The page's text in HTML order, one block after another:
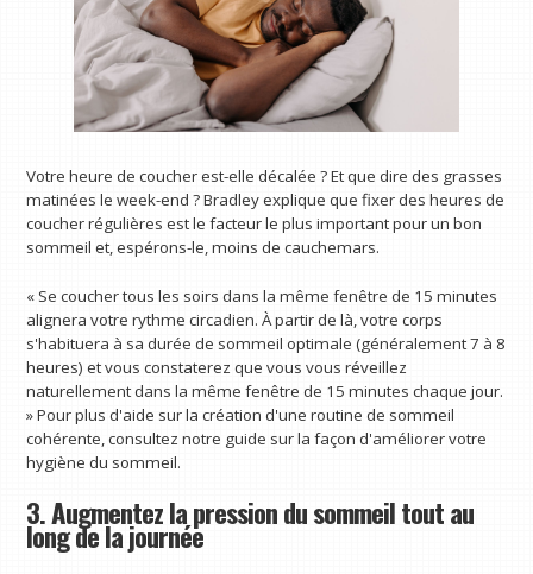
Votre heure de coucher est-elle décalée ? Et que dire des grasses
matinées le week-end ? Bradley explique que fixer des heures de
coucher régulières est le facteur le plus important pour un bon
sommeil et, espérons-le, moins de cauchemars.
« Se coucher tous les soirs dans la même fenêtre de 15 minutes
alignera votre rythme circadien. À partir de là, votre corps
s'habituera à sa durée de sommeil optimale (généralement 7 à 8
heures) et vous constaterez que vous vous réveillez
naturellement dans la même fenêtre de 15 minutes chaque jour.
» Pour plus d'aide sur la création d'une routine de sommeil
cohérente, consultez notre guide sur la façon d'améliorer votre
hygiène du sommeil.
3. Augmentez la pression du sommeil tout au
long de la journée